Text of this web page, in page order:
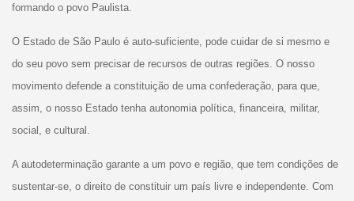
formando o povo Paulista.
O Estado de São Paulo é auto-suficiente, pode cuidar de si mesmo e
do seu povo sem precisar de recursos de outras regiões. O nosso
movimento defende a constituição de uma confederação, para que,
assim, o nosso Estado tenha autonomia política, financeira, militar,
social, e cultural.
A autodeterminação garante a um povo e região, que tem condições de
sustentar-se, o direito de constituir um país livre e independente. Com